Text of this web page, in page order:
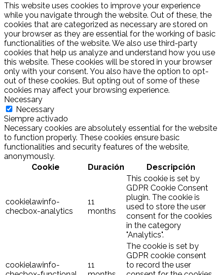
This website uses cookies to improve your experience
while you navigate through the website. Out of these, the
cookies that are categorized as necessary are stored on
your browser as they are essential for the working of basic
functionalities of the website. We also use third-party
cookies that help us analyze and understand how you use
this website. These cookies will be stored in your browser
only with your consent. You also have the option to opt-
out of these cookies. But opting out of some of these
cookies may affect your browsing experience.
Necessary
Necessary
Siempre activado
Necessary cookies are absolutely essential for the website
to function properly. These cookies ensure basic
functionalities and security features of the website,
anonymously.
Cookie
Duración Descripción
cookielawinfo-
checbox-analytics
11
months
This cookie is set by
GDPR Cookie Consent
plugin. The cookie is
used to store the user
consent for the cookies
in the category
"Analytics".
cookielawinfo-
11
The cookie is set by
GDPR cookie consent
to record the user